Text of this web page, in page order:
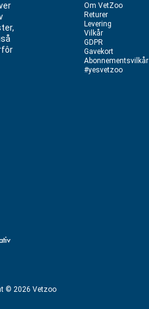
Om VetZoo
Returer
Levering
Vilkår
GDPR
Gavekort
Abonnementsvilkår
#yesvetzoo
© 2026 Vetzoo